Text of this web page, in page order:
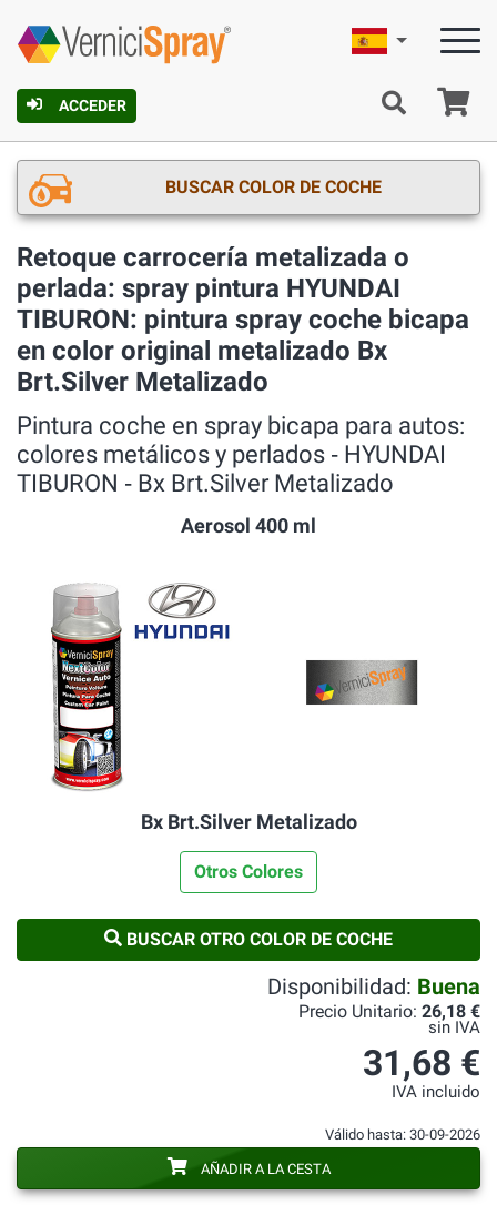
ACCEDER
Español
BUSCAR COLOR DE COCHE
Retoque carrocería metalizada o
perlada: spray pintura HYUNDAI
TIBURON: pintura spray coche bicapa
en color original metalizado Bx
Brt.Silver Metalizado
Pintura coche en spray bicapa para autos:
colores metálicos y perlados ‐ HYUNDAI
TIBURON ‐ Bx Brt.Silver Metalizado
Aerosol 400 ml
Bx Brt.Silver Metalizado
Otros Colores
BUSCAR OTRO COLOR DE COCHE
Disponibilidad: Buena
Precio Unitario: 26,18 €
sin IVA
31,68 €
IVA incluido
Válido hasta: 30-09-2026
AÑADIR A LA CESTA